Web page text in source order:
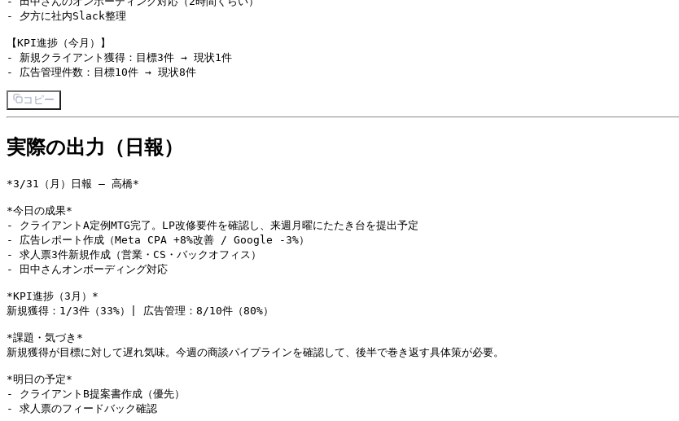
- 夕方に社内Slack整理
【KPI進捗（今月）】
- 新規クライアント獲得：目標3件 → 現状1件
コピー
実際の出力（日報）
*3/31（月）日報 — 高橋*
*今日の成果*
- クライアントA定例MTG完了。LP改修要件を確認し、来週月曜にたたき台を提出予定
- 広告レポート作成（Meta CPA +8%改善 / Google -3%）
- 求人票3件新規作成（営業・CS・バックオフィス）
- 田中さんオンボーディング対応
*KPI進捗（3月）*
新規獲得：1/3件（33%）| 広告管理：8/10件（80%）
*課題・気づき*
新規獲得が目標に対して遅れ気味。今週の商談パイプラインを確認して、後半で巻き返す具体策が必要。
*明日の予定*
- クライアントB提案書作成（優先）